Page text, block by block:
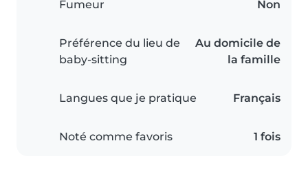
Fumeur Non
Préférence du lieu de
baby-sitting
Au domicile de
la famille
Langues que je pratique Français
Noté comme favoris 1 fois